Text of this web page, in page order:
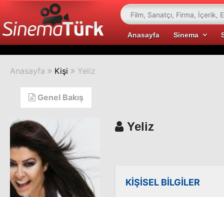
Anasayfa Sinema
Anasayfa Kişi Yeliz
Genel Bakış
Yeliz
KİŞİSEL BİLGİLER